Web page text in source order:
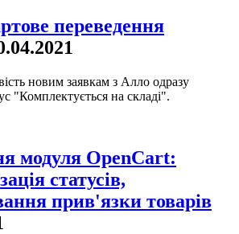
переведення
новим заявкам з Алло одразу
"Комплектується на складі".
модуля OpenCart:
статусів,
прив'язки товарів